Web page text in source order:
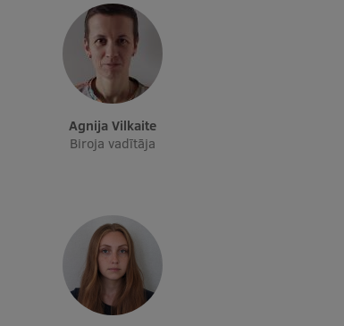
Agnija Vilkaite
Biroja vadītāja